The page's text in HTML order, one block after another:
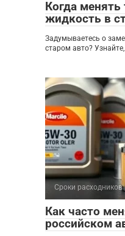
Когда
жидкость в
Задумываетесь о
старом авто?
Сроки расходников
Как часто
российском